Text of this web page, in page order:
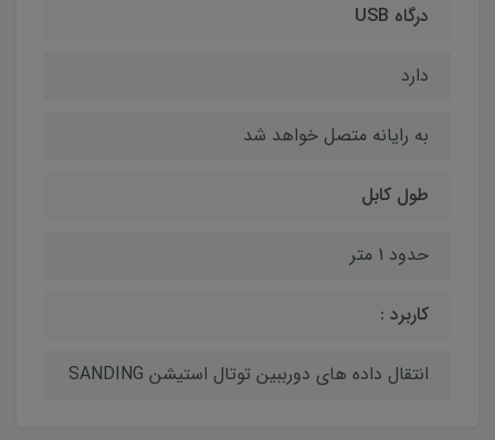
درگاه USB
دارد
به رایانه متصل خواهد شد
طول کابل
حدود 1 متر
کاربرد :
انتقال داده های دورببین توتال استیشن SANDING